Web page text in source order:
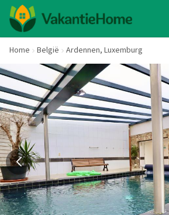
Home België Ardennen, Luxemburg